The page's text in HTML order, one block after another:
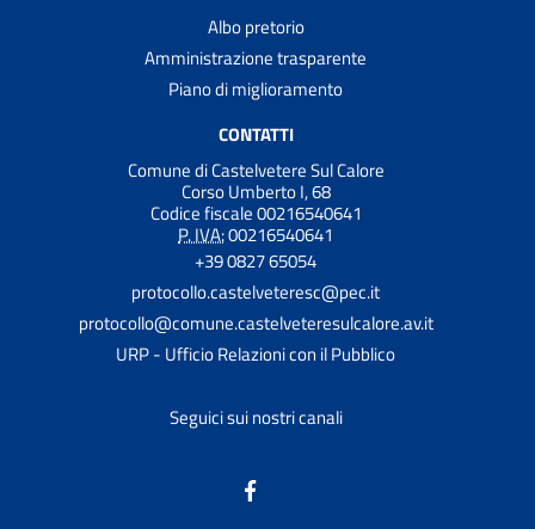
Albo pretorio
Amministrazione trasparente
Piano di miglioramento
CONTATTI
Comune di Castelvetere Sul Calore
Corso Umberto I, 68
Codice fiscale 00216540641
P. IVA:00216540641
+39 0827 65054
protocollo.castelveteresc@pec.it
protocollo@comune.castelveteresulcalore.av.it
URP - Ufficio Relazioni con il Pubblico
Seguici sui nostri canali